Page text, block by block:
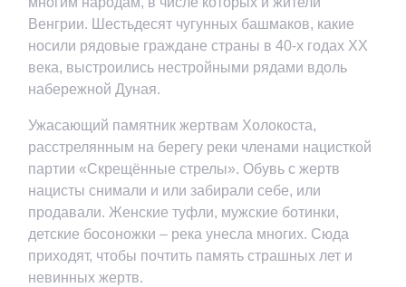
Венгрии. Шестьдесят чугунных башмаков, какие
носили рядовые граждане страны в 40-х годах XX
века, выстроились нестройными рядами вдоль
набережной Дуная.
Ужасающий памятник жертвам Холокоста,
расстрелянным на берегу реки членами нацисткой
партии «Скрещённые стрелы». Обувь с жертв
нацисты снимали и или забирали себе, или
продавали. Женские туфли, мужские ботинки,
детские босоножки – река унесла многих. Сюда
приходят, чтобы почтить память страшных лет и
невинных жертв.